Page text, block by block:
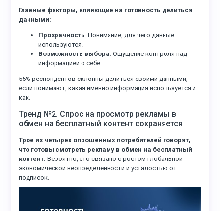
Главные факторы, влияющие на готовность делиться
данными:
Прозрачность. Понимание, для чего данные
используются.
Возможность выбора. Ощущение контроля над
информацией о себе.
55% респондентов склонны делиться своими данными,
если понимают, какая именно информация используется и
как.
Тренд №2. Спрос на просмотр рекламы в
обмен на бесплатный контент сохраняется
Трое из четырех опрошенных потребителей говорят,
что готовы смотреть рекламу в обмен на бесплатный
контент.Вероятно, это связано с ростом глобальной
экономической неопределенности и усталостью от
подписок.